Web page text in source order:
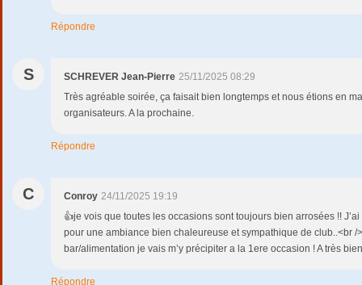
Répondre
S SCHREVER Jean-Pierre 25/11/2025 08:29
Très agréable soirée, ça faisait bien longtemps et nous étions en
organisateurs. A la prochaine.
Répondre
C Conroy 24/11/2025 19:19
👍je vois que toutes les occasions sont toujours bien arrosées !!
pour une ambiance bien chaleureuse et sympathique de club..<br /
bar/alimentation je vais m’y précipiter a la 1ere occasion ! A très
Répondre